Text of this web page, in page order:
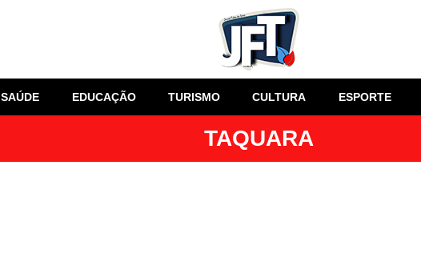
SAÚDE EDUCAÇÃO TURISMO CULTURA ESPORTE
TAQUARA